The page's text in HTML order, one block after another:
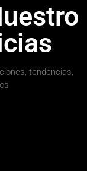
tendencias,